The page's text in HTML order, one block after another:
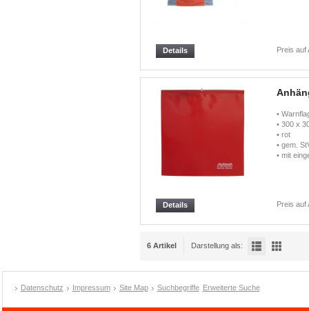
Preis auf
Details
•
• 300 x
• rot
• gem.
• mit
Preis auf
Details
6 Artikel Darstellung als:
Datenschutz Impressum Site Map Suchbegriffe Erweiterte Suche